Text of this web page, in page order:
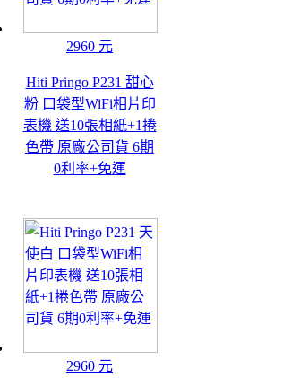
2960 元
Hiti Pringo P231 甜心
粉 口袋型WiFi相片印
表機 送10張相紙+1捲
色帶 原廠公司貨 6期
0利率+免運
2960 元